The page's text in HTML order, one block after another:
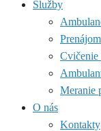
Služby
Cvičenie
Meranie
O nás
Kontakty